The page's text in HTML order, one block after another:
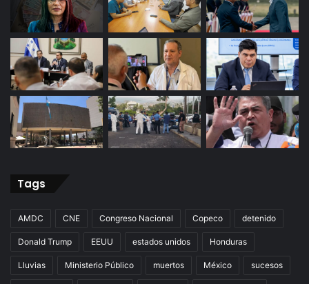
Tags
AMDC CNE Congreso Nacional Copeco detenido
Donald Trump EEUU estados unidos Honduras
Lluvias Ministerio Público muertos México sucesos